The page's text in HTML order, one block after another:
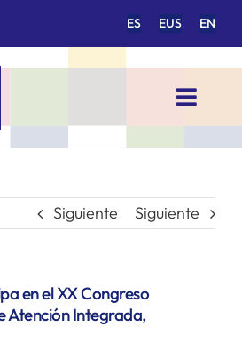
ES EUS EN
Toggle
Siguiente Siguiente
en el XX Congreso
Atención Integrada,